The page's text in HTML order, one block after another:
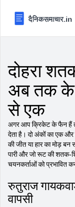
दोहरा
अब तक के
से एक
अगर आप क्रिकेट के फैन हैं
देता है। दो अंकों का एक
की जीत या हार का मोड़
पारी और जो रूट की
चयनकर्ताओं को प्रभावित
रुतुराज
वापसी